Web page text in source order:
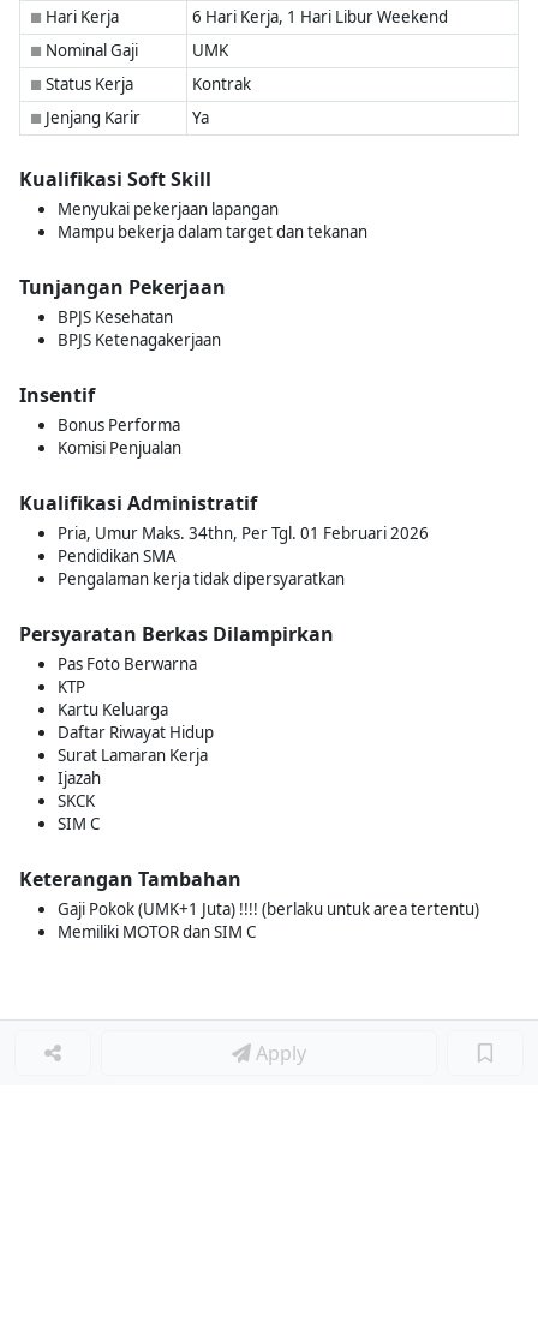
■ Hari Kerja 6 Hari Kerja, 1 Hari Libur Weekend
■ Nominal Gaji UMK
■ Status Kerja Kontrak
■ Jenjang Karir Ya
Kualifikasi Soft Skill
Menyukai pekerjaan lapangan
Mampu bekerja dalam target dan tekanan
Tunjangan Pekerjaan
BPJS Kesehatan
BPJS Ketenagakerjaan
Insentif
Bonus Performa
Komisi Penjualan
Kualifikasi Administratif
Pria, Umur Maks. 34thn, Per Tgl. 01 Februari 2026
Pendidikan SMA
Pengalaman kerja tidak dipersyaratkan
Persyaratan Berkas Dilampirkan
Pas Foto Berwarna
KTP
Kartu Keluarga
Daftar Riwayat Hidup
Surat Lamaran Kerja
Ijazah
SKCK
SIM C
Keterangan Tambahan
Gaji Pokok (UMK+1 Juta) !!!! (berlaku untuk area tertentu)
Memiliki MOTOR dan SIM C
Apply